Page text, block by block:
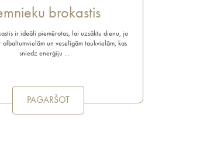
brokastis
ir ideāli piemērotas, lai uzsāktu dienu, jo
olbaltumvielām un veselīgām taukvielām, kas
sniedz enerģiju …
PAGARŠOT